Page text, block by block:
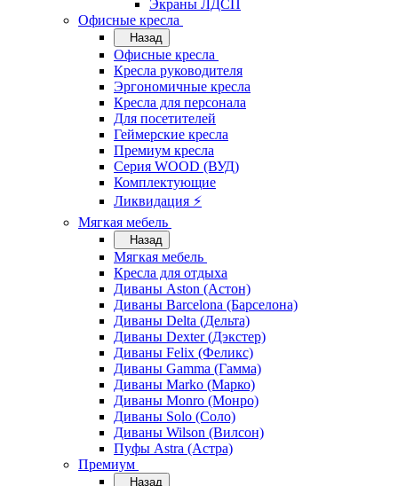
Экраны ЛДСП
Офисные кресла
Назад
Офисные кресла
Кресла руководителя
Эргономичные кресла
Кресла для персонала
Для посетителей
Геймерские кресла
Премиум кресла
Серия WOOD (ВУД)
Комплектующие
Ликвидация ⚡
Мягкая мебель
Назад
Мягкая мебель
Кресла для отдыха
Диваны Aston (Астон)
Диваны Barcelona (Барселона)
Диваны Delta (Дельта)
Диваны Dexter (Дэкстер)
Диваны Felix (Феликс)
Диваны Gamma (Гамма)
Диваны Marko (Марко)
Диваны Monro (Монро)
Диваны Solo (Соло)
Диваны Wilson (Вилсон)
Пуфы Astra (Астра)
Премиум
Назад